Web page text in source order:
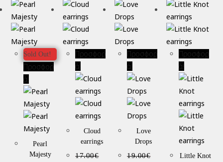
Sold Out!
Προσφορ
ά!
Pearl
Majesty
Προσφορ
ά!
Cloud
earrings
17.00€
Προσφορ
ά!
Love
Drops
19.00€
Προσφορ
ά!
Little Knot